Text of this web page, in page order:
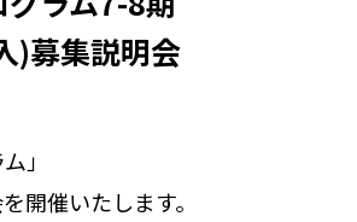
)募集説明会
」
開催いたします。